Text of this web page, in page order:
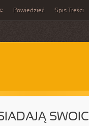
Powiedzieć Spis Treści